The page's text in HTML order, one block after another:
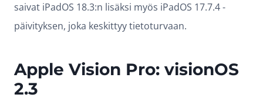
saivat iPadOS 18.3:n lisäksi myös iPadOS 17.7.4 -
päivityksen, joka keskittyy tietoturvaan.
Apple Vision Pro: visionOS
2.3